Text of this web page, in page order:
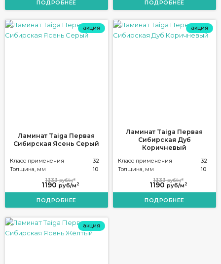
ПОДРОБНЕЕ ПОДРОБНЕЕ
акция
Ламинат Taiga Первая
Сибирская Ясень Серый
Класс применения
32
Толщина, мм
10
1190 руб/м 2
1333руб/м2
ПОДРОБНЕЕ
акция
Ламинат Taiga Первая
Сибирская Дуб
Коричневый
Класс применения
32
Толщина, мм
10
1190 руб/м 2
1333руб/м2
ПОДРОБНЕЕ
акция